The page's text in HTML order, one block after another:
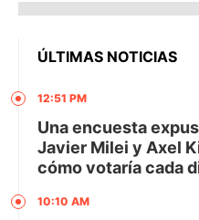
ÚLTIMAS NOTICIAS
12:51 PM
Una encuesta
Javier Milei y Axel
cómo votaría cada
10:10 AM